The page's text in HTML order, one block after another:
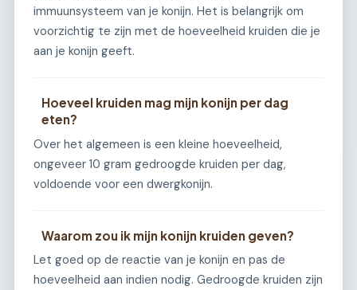
immuunsysteem van je konijn. Het is belangrijk om
voorzichtig te zijn met de hoeveelheid kruiden die je
aan je konijn geeft.
Hoeveel kruiden mag mijn konijn per dag
eten?
Over het algemeen is een kleine hoeveelheid,
ongeveer 10 gram gedroogde kruiden per dag,
voldoende voor een dwergkonijn.
Waarom zou ik mijn konijn kruiden geven?
Let goed op de reactie van je konijn en pas de
hoeveelheid aan indien nodig. Gedroogde kruiden zijn